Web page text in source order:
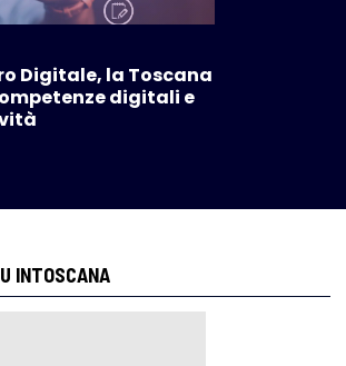
Digitale, la Toscana
digitali e
INTOSCANA